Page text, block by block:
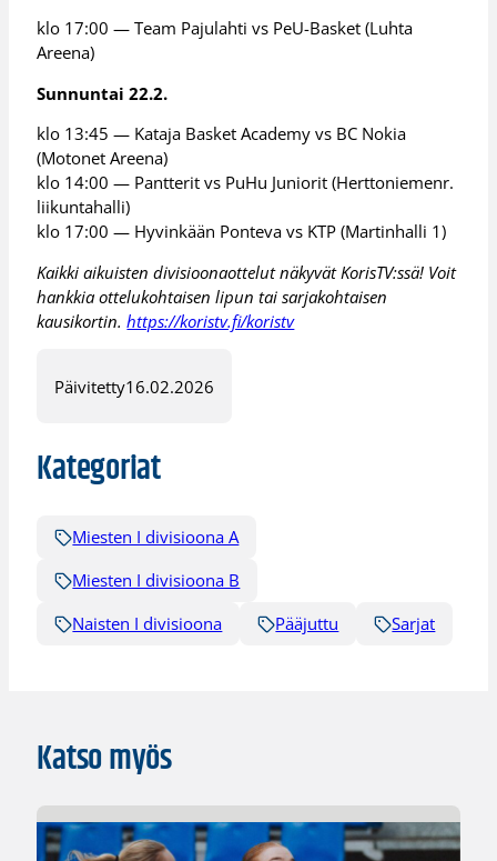
klo 17:00 — Team Pajulahti vs PeU-Basket (Luhta
Areena)
Sunnuntai 22.2.
klo 13:45 — Kataja Basket Academy vs BC Nokia
(Motonet Areena)
klo 14:00 — Pantterit vs PuHu Juniorit (Herttoniemenr.
liikuntahalli)
klo 17:00 — Hyvinkään Ponteva vs KTP (Martinhalli 1)
Kaikki aikuisten divisioonaottelut näkyvät KorisTV:ssä! Voit
hankkia ottelukohtaisen lipun tai sarjakohtaisen
kausikortin.https://koristv.fi/koristv
Päivitetty16.02.2026
Kategoriat
Miesten I divisioona A
Miesten I divisioona B
Naisten I divisioona
Pääjuttu Sarjat
Katso myös